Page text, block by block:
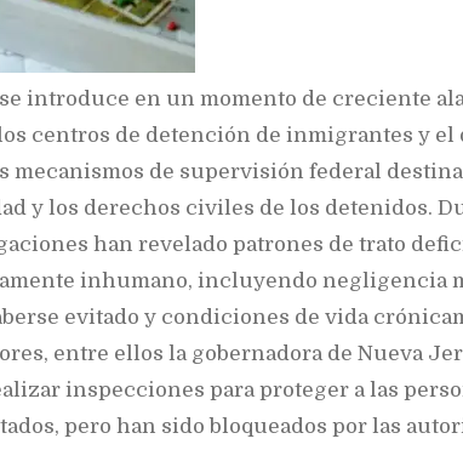
introduce en un momento de creciente
centros de detención de inmigrantes y el
mecanismos de supervisión federal
y los derechos civiles de los detenidos.
han revelado patrones de trato
inhumano, incluyendo negligencia
evitado y condiciones de vida
entre ellos la gobernadora de Nueva
inspecciones para proteger a las
pero han sido bloqueados por las